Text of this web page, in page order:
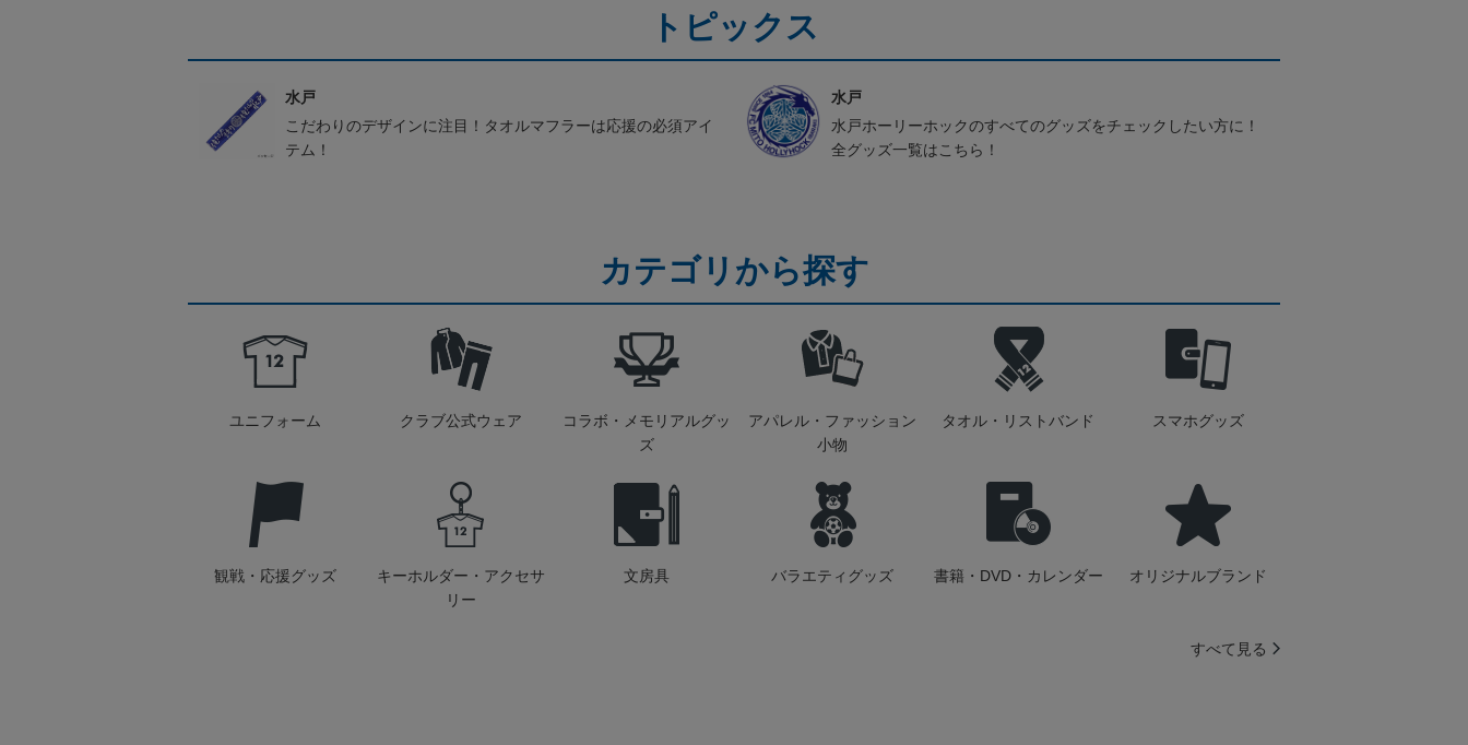
トピックス
水戸
こだわりのデザインに注目！タオルマフラーは応援の必須アイ
テム！
水戸
水戸ホーリーホックのすべてのグッズをチェックしたい方に！
全グッズ一覧はこちら！
カテゴリから探す
ユニフォーム クラブ公式ウェア
コラボ・メモリアルグッ
ズ
アパレル・ファッション
小物
タオル・リストバンド スマホグッズ
観戦・応援グッズ
キーホルダー・アクセサ
リー
文房具 バラエティグッズ 書籍・DVD・カレンダー オリジナルブランド
すべて見る